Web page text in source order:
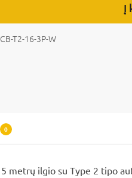
Į
T2-16-3P-W
0
metrų ilgio su Type 2 tipo